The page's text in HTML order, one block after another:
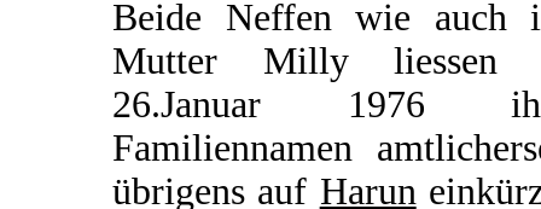
Beide Neffen wie auch
Mutter Milly liessen
26.Januar 1976
Familiennamen
übrigens auf Harun